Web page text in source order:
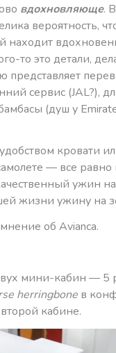
вдохновляюще.
вероятность,
то это детали,
представляет
сервис (JAL?),
(душ у
кровати
— все равно
ужин
жизни ужину на
об Avianca.
мини-кабин — 5
herringbone в
кабине.